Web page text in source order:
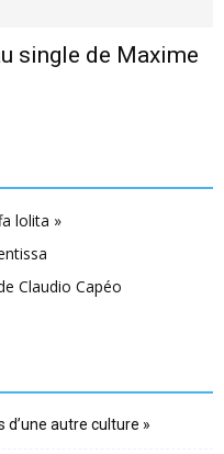
single de Maxime
lolita »
Claudio Capéo
d’une autre culture »